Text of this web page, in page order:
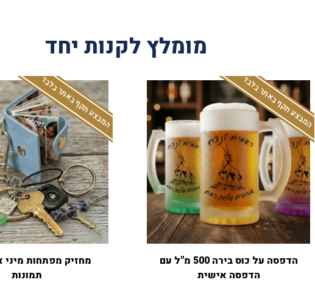
מומלץ לקנות יחד
המבצע תקף באתר בלבד
הדפסה על כוס בירה 500 מ"ל עם
הדפסה אישית
המבצע תקף באתר בלבד
תמונות